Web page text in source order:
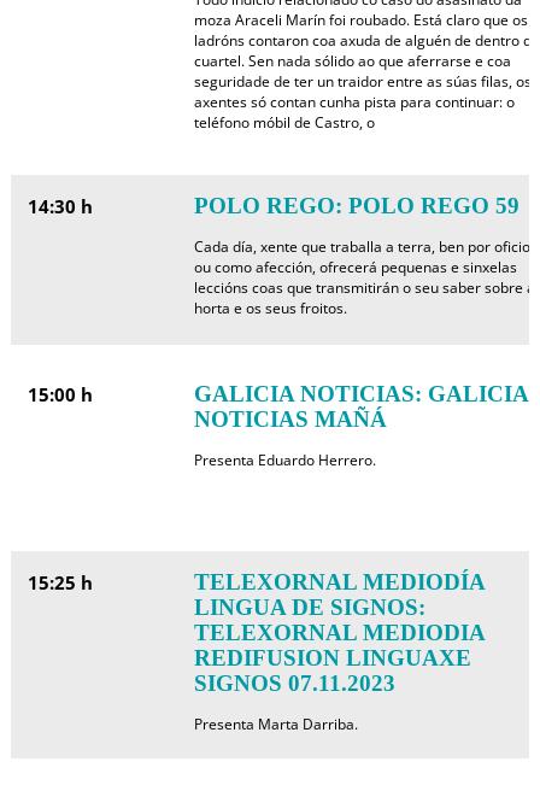
moza Araceli Marín foi roubado. Está claro que os
ladróns contaron coa axuda de alguén de dentro do
cuartel. Sen nada sólido ao que aferrarse e coa
seguridade de ter un traidor entre as súas filas, os
axentes só contan cunha pista para continuar: o
teléfono móbil de Castro, o
14:30 h POLO REGO: POLO REGO 59
Cada día, xente que traballa a terra, ben por oficio
ou como afección, ofrecerá pequenas e sinxelas
leccións coas que transmitirán o seu saber sobre a
horta e os seus froitos.
15:00 h
GALICIA NOTICIAS: GALICIA
NOTICIAS MAÑÁ
Presenta Eduardo Herrero.
15:25 h
TELEXORNAL MEDIODÍA
LINGUA DE SIGNOS:
TELEXORNAL MEDIODIA
REDIFUSION LINGUAXE
SIGNOS 07.11.2023
Presenta Marta Darriba.